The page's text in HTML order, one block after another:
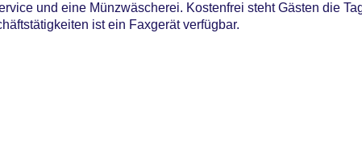
und eine Münzwäscherei. Kostenfrei steht Gästen die
ist ein Faxgerät verfügbar.